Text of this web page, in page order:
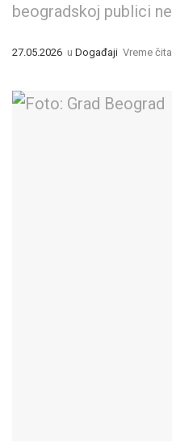
beogradskoj publici
27.05.2026 u Događaji Vreme